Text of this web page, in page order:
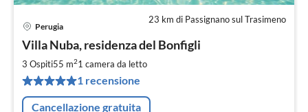
23 km di Passignano sul Trasimeno
Perugia
Villa Nuba, residenza del Bonfigli
3 Ospiti55 m21 camera da letto
1 recensione
Cancellazione gratuita